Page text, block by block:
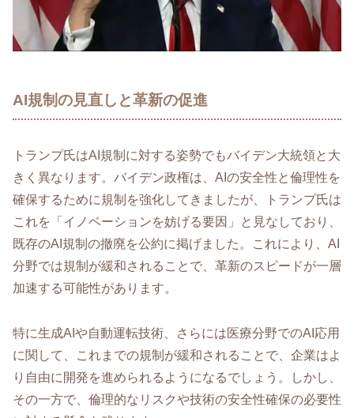
AI規制の見直しと革新の促進
トランプ氏はAI規制に対する姿勢でもバイデン大統領と大
きく異なります。バイデン政権は、AIの安全性と倫理性を
確保するために規制を強化してきましたが、トランプ氏は
これを「イノベーションを妨げる要因」と見なしており、
既存のAI規制の撤廃を公約に掲げました。これにより、AI
分野では規制が緩和されることで、革新のスピードが一層
加速する可能性があります。
特に生成AIや自動運転技術、さらには医療分野でのAI応用
に関して、これまでの規制が緩和されることで、企業はよ
り自由に開発を進められるようになるでしょう。しかし、
その一方で、倫理的なリスクや技術の安全性確保の必要性